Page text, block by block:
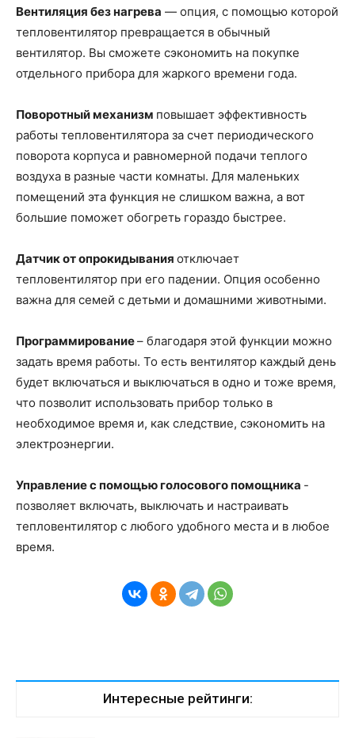
Вентиляция без нагрева — опция, с помощью которой
тепловентилятор превращается в обычный
вентилятор. Вы сможете сэкономить на покупке
отдельного прибора для жаркого времени года.
Поворотный механизм повышает эффективность
работы тепловентилятора за счет периодического
поворота корпуса и равномерной подачи теплого
воздуха в разные части комнаты. Для маленьких
помещений эта функция не слишком важна, а вот
большие поможет обогреть гораздо быстрее.
Датчик от опрокидывания отключает
тепловентилятор при его падении. Опция особенно
важна для семей с детьми и домашними животными.
Программирование– благодаря этой функции можно
задать время работы. То есть вентилятор каждый день
будет включаться и выключаться в одно и тоже время,
что позволит использовать прибор только в
необходимое время и, как следствие, сэкономить на
электроэнергии.
Управление с помощью голосового помощника -
позволяет включать, выключать и настраивать
тепловентилятор с любого удобного места и в любое
время.
Интересные рейтинги: